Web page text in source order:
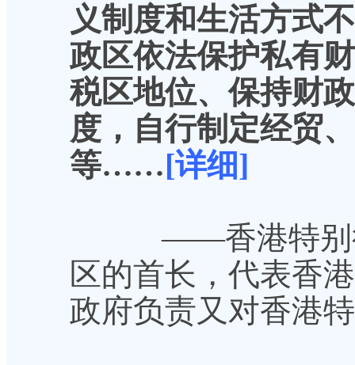
义制度和生活方式
政区依法保护私有
税区地位、保持财
度，自行制定经贸
等……[详细]
——香港特别行
区的首长，代表香
政府负责又对香港